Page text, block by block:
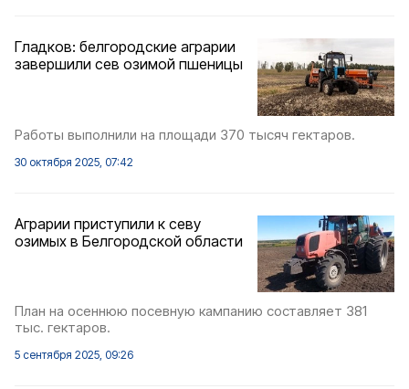
Гладков: белгородские аграрии
завершили сев озимой пшеницы
Работы выполнили на площади 370 тысяч гектаров.
30 октября 2025, 07:42
Аграрии приступили к севу
озимых в Белгородской области
План на осеннюю посевную кампанию составляет 381
тыс. гектаров.
5 сентября 2025, 09:26